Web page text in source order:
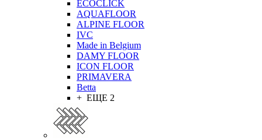
ECOCLICK
AQUAFLOOR
ALPINE FLOOR
IVC
Made in Belgium
DAMY FLOOR
ICON FLOOR
PRIMAVERA
Betta
+ ЕЩЕ 2